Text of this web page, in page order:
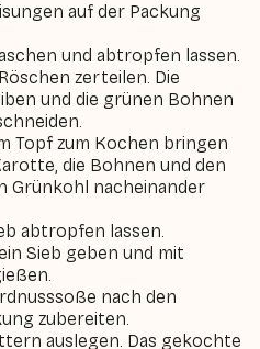
auf der Packung
und abtropfen lassen.
zerteilen. Die
und die grünen Bohnen
Topf zum Kochen bringen
die Bohnen und den
Grünkohl nacheinander
abtropfen lassen.
Sieb geben und mit
nach den
zubereiten.
auslegen. Das gekochte